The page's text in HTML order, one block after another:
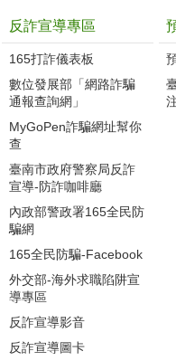
反詐宣導專區
165打詐儀表板
數位發展部「網路詐騙
通報查詢網」
MyGoPen詐騙網址幫你
查
臺南市政府警察局反詐
宣導-防詐咖啡廳
內政部警政署165全民防
騙網
165全民防騙-Facebook
外交部-海外求職陷阱宣
導專區
反詐宣導影音
反詐宣導圖卡